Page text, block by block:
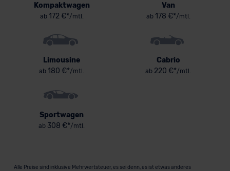
Kompaktwagen
ab172 €*/mtl.
Van
ab178 €*/mtl.
Limousine
ab 180 €*/mtl.
Cabrio
ab 220 €*/mtl.
Sportwagen
ab 308 €*/mtl.
Alle Preise sind inklusive Mehrwertsteuer, es sei denn, es ist etwas anderes